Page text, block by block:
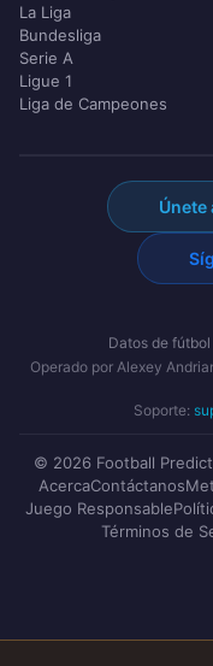
La Liga
Bundesliga
Serie A
Ligue 1
Liga de Campeones
Únete
Datos de
Operado por Alexey
Soporte:
© 2026 Football
AcercaContáctanos
Juego Responsable
Términos de